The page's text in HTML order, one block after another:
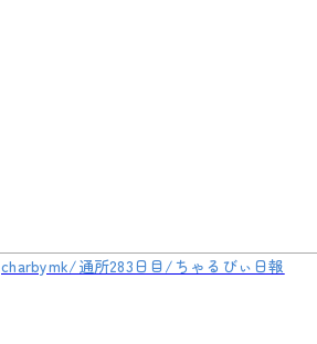
charbymk/通所283日目/ちゃるびぃ日報